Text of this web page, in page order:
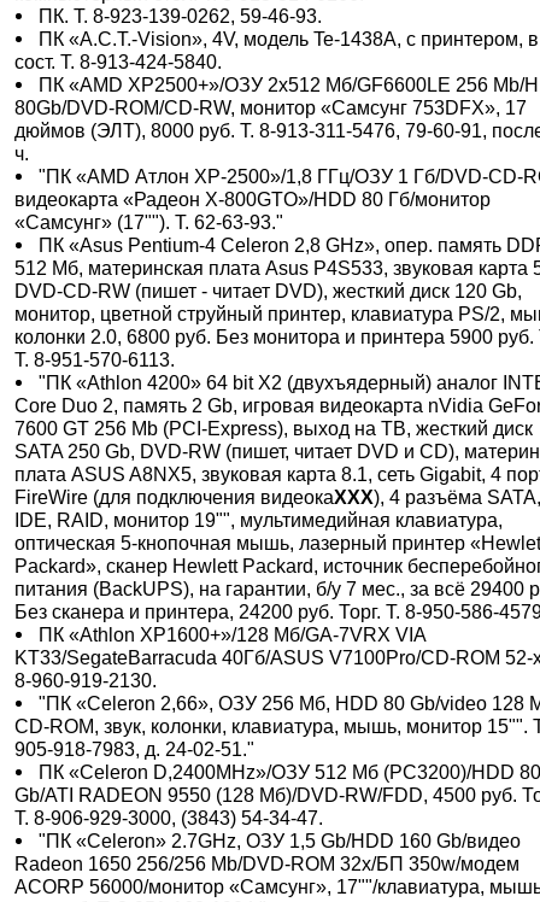
ПК. Т. 8-923-139-0262, 59-46-93.
ПК «A.C.T.-Vision», 4V, модель Te-1438A, с принтером,
сост. Т. 8-913-424-5840.
ПК «AMD XP2500+»/ОЗУ 2х512 Мб/GF6600LE 256 Mb/
80Gb/DVD-ROM/CD-RW, монитор «Самсунг 753DFX», 17
дюймов (ЭЛТ), 8000 руб. Т. 8-913-311-5476, 79-60-91,
ч.
"ПК «AMD Атлон XP-2500»/1,8 ГГц/ОЗУ 1 Гб/DVD-CD-
видеокарта «Радеон X-800GTO»/HDD 80 Гб/монитор
«Самсунг» (17""). Т. 62-63-93."
ПК «Asus Pentium-4 Celeron 2,8 GHz», опер. память
512 Мб, материнская плата Asus P4S533, звуковая карта
DVD-CD-RW (пишет - читает DVD), жесткий диск 120 Gb,
монитор, цветной струйный принтер, клавиатура PS/2,
колонки 2.0, 6800 руб. Без монитора и принтера 5900 руб.
Т. 8-951-570-6113.
"ПК «Athlon 4200» 64 bit X2 (двухъядерный) аналог
Core Duo 2, память 2 Gb, игровая видеокарта nVidia
7600 GT 256 Mb (PCI-Express), выход на ТВ, жесткий диск
SATA 250 Gb, DVD-RW (пишет, читает DVD и CD),
плата ASUS A8NX5, звуковая карта 8.1, сеть Gigabit, 4
FireWire (для подключения видеокаXXX), 4 разъёма
IDE, RAID, монитор 19"", мультимедийная клавиатура,
оптическая 5-кнопочная мышь, лазерный принтер
Packard», сканер Hewlett Packard, источник
питания (BackUPS), на гарантии, б/у 7 мес., за всё 29400
Без сканера и принтера, 24200 руб. Торг. Т. 8-950-586-
ПК «Athlon XP1600+»/128 Мб/GA-7VRX VIA
KT33/SegateBarracuda 40Гб/ASUS V7100Pro/CD-ROM 52-
8-960-919-2130.
"ПК «Celeron 2,66», ОЗУ 256 Мб, HDD 80 Gb/video 128
CD-ROM, звук, колонки, клавиатура, мышь, монитор 15"".
905-918-7983, д. 24-02-51."
ПК «Celeron D,2400MHz»/ОЗУ 512 Мб (PC3200)/HDD
Gb/ATI RADEON 9550 (128 Мб)/DVD-RW/FDD, 4500 руб.
Т. 8-906-929-3000, (3843) 54-34-47.
"ПК «Celeron» 2.7GHz, ОЗУ 1,5 Gb/HDD 160 Gb/видео
Radeon 1650 256/256 Mb/DVD-ROM 32x/БП 350w/модем
ACORP 56000/монитор «Самсунг», 17""/клавиатура,